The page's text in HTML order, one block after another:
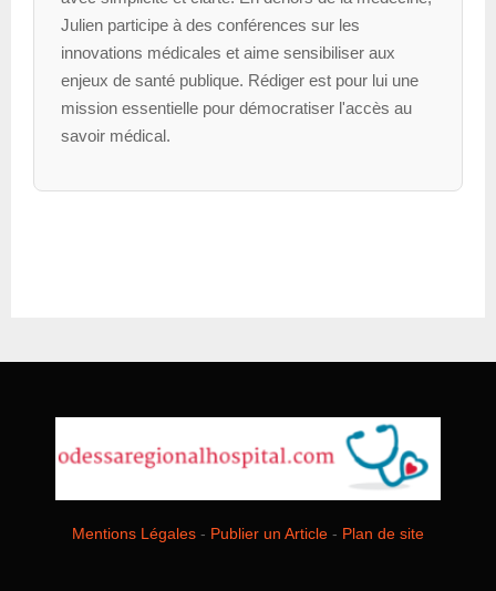
Julien participe à des conférences sur les
innovations médicales et aime sensibiliser aux
enjeux de santé publique. Rédiger est pour lui une
mission essentielle pour démocratiser l'accès au
savoir médical.
Mentions Légales - Publier un Article - Plan de site